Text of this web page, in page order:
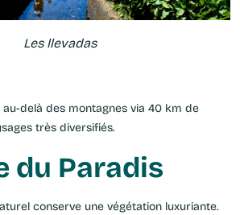
Les llevadas
au-delà des montagnes via 40 km de
très diversifiés.
du Paradis
conserve une végétation luxuriante.